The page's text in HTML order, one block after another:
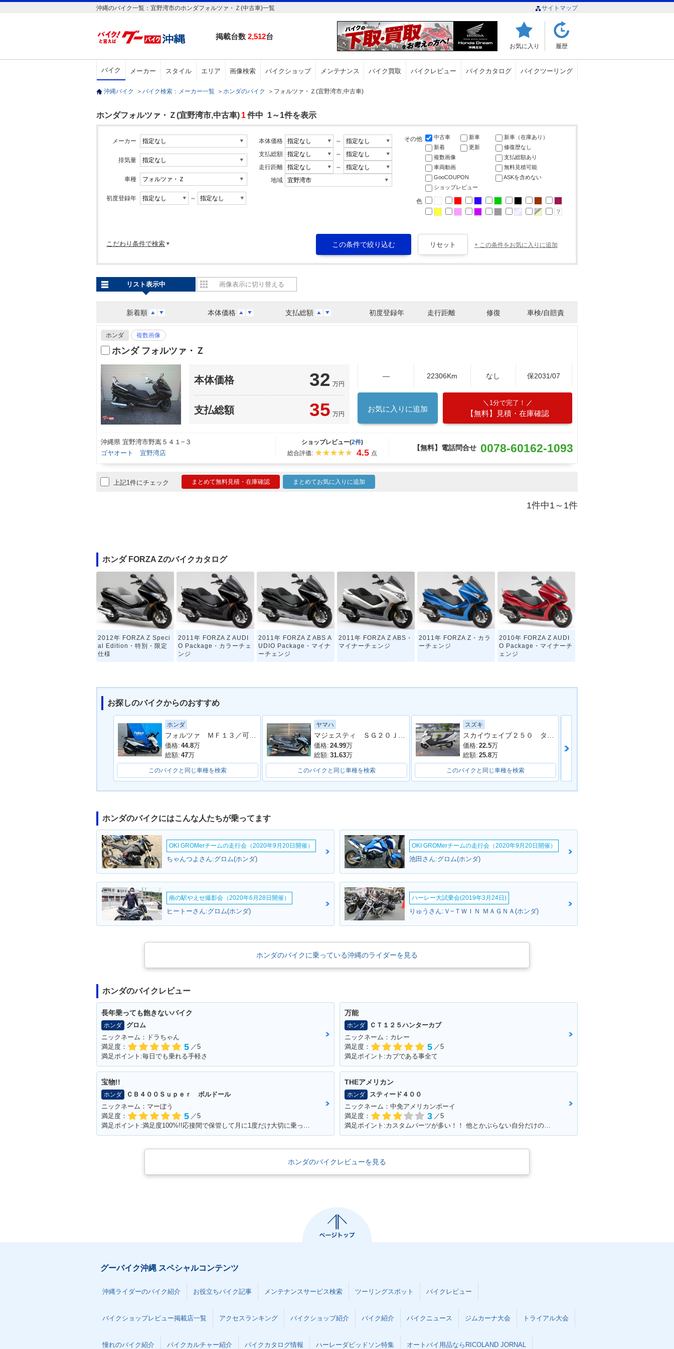
沖縄のバイク一覧：宜野湾市のホンダフォルツァ・Ｚ(中古車)一覧 サイトマップ
掲載台数 2,512台
お気に入り 履歴
バイク メーカー スタイル エリア 画像検索 バイクショップ メンテナンス バイク買取 バイクレビュー バイクカタログ バイクツーリング
沖縄バイク ＞ バイク検索：メーカー一覧 ＞ ホンダのバイク ＞ フォルツァ・Ｚ(宜野湾市,中古車)
ホンダフォルツァ・Ｚ(宜野湾市,中古車) 1件中 1～1件を表示
メーカー
排気量
車種
初度登録年 ～
本体価格
～
支払総額
～
走行距離
～
地域
その他 中古車 新車
新車（在庫あり）
新着
更新
修復歴なし
複数画像
支払総額あり
車両動画
無料見積可能
GooCOUPON
ASKを含めない
ショップレビュー
色
こだわり条件で検索 + この条件をお気に入りに追加
新着順 本体価格 支払総額 初度登録年 走行距離 修復 車検/自賠責
リスト表示中 画像表示に切り替える
ホンダ 複数画像
ホンダ フォルツァ・Ｚ
本体価格 32 万円
支払総額 35 万円
― 22306Km なし 保2031/07
お気に入りに追加
1分で完了！
【無料】見積・在庫確認
沖縄県 宜野湾市野嵩５４１−３
ゴヤオート 宜野湾店
ショップレビュー(2件)
総合評価:
4.5 点
【無料】電話問合せ 0078-60162-1093
上記1件にチェック まとめて無料見積・在庫確認 まとめてお気に入りに追加
1件中1～1件
ホンダ FORZA Zのバイクカタログ
2012年 FORZA Z Speci
al Edition・特別・限定
仕様
2011年 FORZA Z AUDI
O Package・カラーチェ
ンジ
2011年 FORZA Z ABS A
UDIO Package・マイナ
ーチェンジ
2011年 FORZA Z ABS・
マイナーチェンジ
2011年 FORZA Z・カラ
ーチェンジ
2010年 FORZA Z AUDI
O Package・マイナーチ
ェンジ
2010年 FORZA Z ABS A
UDIO Package・マイナ
ーチェンジ
2010年 FORZA Z ABS・
マイナーチェンジ
2010年 FORZA Z・マイ
ナーチェンジ
2009年 FORZA Z ABS・
カラーチェンジ
2009年 FORZA Z・カラ
ーチェンジ
2008年 FORZA Z AUDI
2008年 FORZA Z ABS A
UDIO Package・追加
フルモデルチェンジ
モデルチェンジ
2007年 FORZA Z S Pac
kage・追加
Package・追加
al・特別・限定仕様
2006年 FORZA Z ABS・
2006年 FORZA Z・マイ
2005年 FORZA Z Speci
2005年 FORZA Z ABS・
2004年 FORZA Z・新登
お探しのバイクからのおすすめ
ホンダ
フォルツァ ＭＦ１３／可動式スクリーン／フルＬＥＤ／ＥＴＣ付き／グリップヒーター
価格: 44.8万
総額: 47万
このバイクと同じ車種を検索
ヤマハ
価格: 24.99万
総額: 31.63万
このバイクと同じ車種を検索
スズキ
価格: 22.5万
総額: 25.8万
このバイクと同じ車種を検索
ホンダのバイクにはこんな人たちが乗ってます
OKI GROMerチームの走行会（2020年9月20日開催）
ちゃんつよさん:グロム(ホンダ)
OKI GROMerチームの走行会（2020年9月20日開催）
池田さん:グロム(ホンダ)
南の駅やえせ撮影会（2020年6月28日開催）
ヒートーさん:グロム(ホンダ)
ハーレー大試乗会(2019年3月24日)
りゅうさん:Ｖ−ＴＷＩＮ ＭＡＧＮＡ(ホンダ)
ホンダのバイクに乗っている沖縄のライダーを見る
ホンダのバイクレビュー
長年乗っても飽きないバイク
ホンダ
グロム
ニックネーム：ドラちゃん
満足度：
5 ／5
満足ポイント:毎日でも乗れる手軽さ
万能
ホンダ
ＣＴ１２５ハンターカブ
ニックネーム：カレー
満足度：
5 ／5
満足ポイント:カブである事全て
宝物!!
ホンダ
ＣＢ４００Ｓｕｐｅｒ ボルドール
ニックネーム：マーぼう
満足度：
5 ／5
満足ポイント:満足度100%!!応接間で保管して月に1度だけ大切に乗っています
THEアメリカン
ホンダ
スティード４００
ニックネーム：中免アメリカンボーイ
満足度：
3 ／5
満足ポイント:カスタムパーツが多い！！ 他とかぶらない自分だけのオリジナルバイクを作れます☆ 400ccだけど、カスタムすれば迫力満点
ホンダのバイクレビューを見る
グーバイク沖縄 スペシャルコンテンツ
沖縄ライダーのバイク紹介 お役立ちバイク記事 メンテナンスサービス検索 ツーリングスポット バイクレビュー
バイクショップレビュー掲載店一覧 アクセスランキング バイクショップ紹介 バイク紹介 バイクニュース ジムカーナ大会 トライアル大会
憧れのバイク紹介 バイクカルチャー紹介 バイクカタログ情報 ハーレーダビッドソン特集 オートバイ用品ならRICOLAND JORNAL